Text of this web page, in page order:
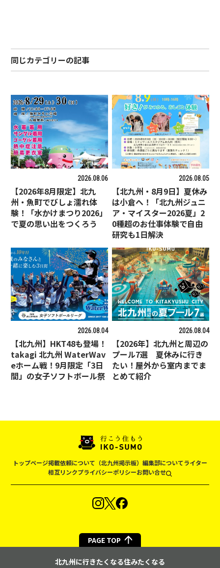
同じカテゴリーの記事
2026.08.06
【2026年8月限定】北九
州・魚町でびしょ濡れ体
験！「水かけまつり2026」
で夏の思い出をつくろう
2026.08.05
【北九州・8月9日】夏休み
は小倉へ！「北九州ジュニ
ア・マイスター2026夏」2
0種超のお仕事体験で自由
研究も1日解決
2026.08.04
【北九州】HKT48も登場！
takagi 北九州 WaterWav
eホーム戦！9月限定「3日
間」の女子ソフトボール祭
2026.08.04
【2026年】北九州と周辺の
プール7選 夏休みに行き
たい！屋外から室内までま
とめて紹介
トップページ掲載依頼について（北九州掲示板） 編集部についてライター
相互リンクプライバシーポリシーお問い合せ
PAGE TOP
北九州に行きたくなる住みたくなる